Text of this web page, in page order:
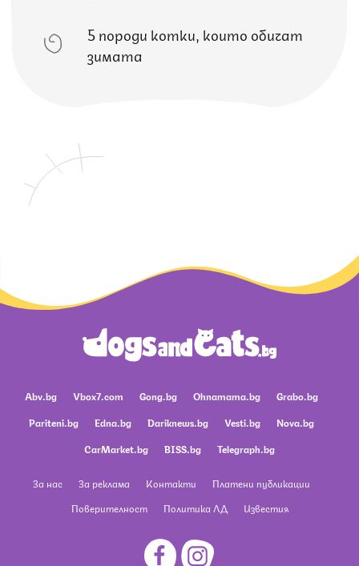
5 породи котки, които обичат
зимата
Abv.bg Vbox7.com Gong.bg Ohnamama.bg
Grabo.bg
Pariteni.bg
Edna.bg Dariknews.bg Vesti.bg
Nova.bg
CarMarket.bg
BISS.bg Telegraph.bg
За нас За реклама Контакти
Платени публикации
Поверителност
Политика ЛД Известия